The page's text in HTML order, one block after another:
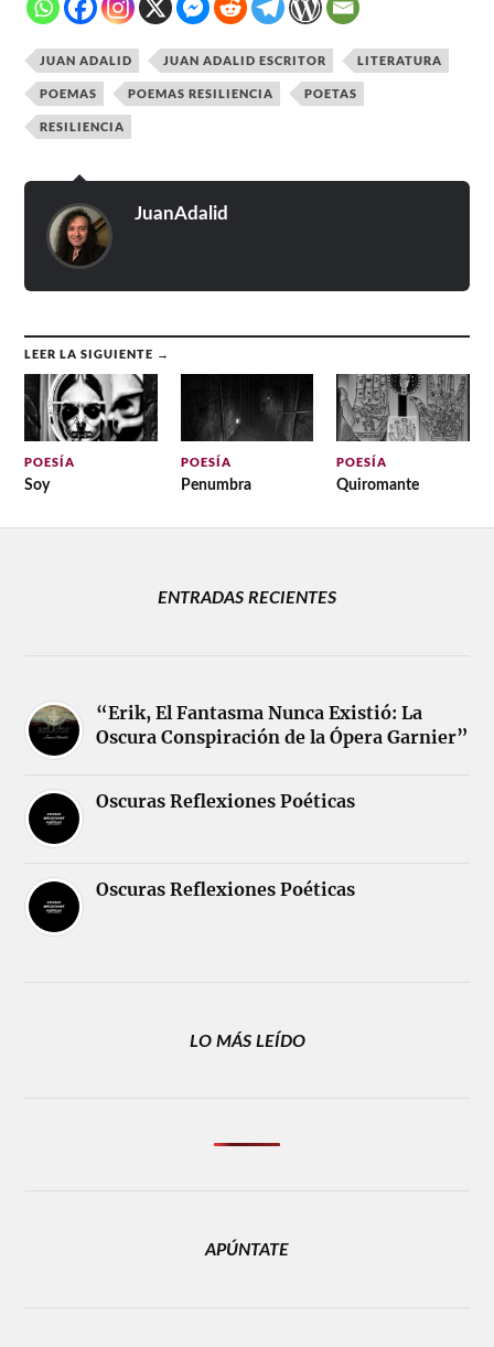
JUAN ADALID JUAN ADALID ESCRITOR LITERATURA
POEMAS POEMAS RESILIENCIA POETAS
RESILIENCIA
JuanAdalid
LEER LA SIGUIENTE →
POESÍA
Soy
POESÍA
Penumbra
POESÍA
Quiromante
ENTRADAS RECIENTES
“Erik, El Fantasma Nunca Existió: La
Oscura Conspiración de la Ópera Garnier”
Oscuras Reflexiones Poéticas
Oscuras Reflexiones Poéticas
LO MÁS LEÍDO
APÚNTATE